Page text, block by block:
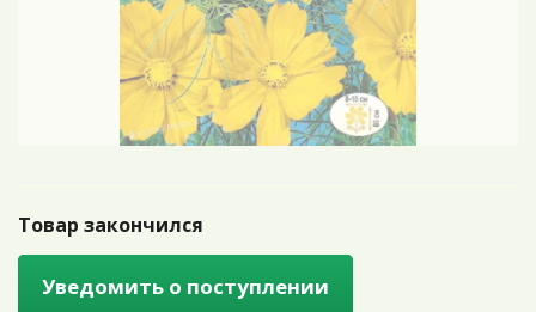
Товар закончился
Уведомить о поступлении